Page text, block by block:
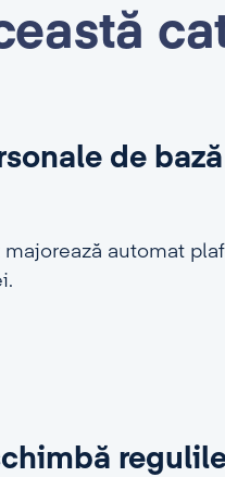
de bază
automat